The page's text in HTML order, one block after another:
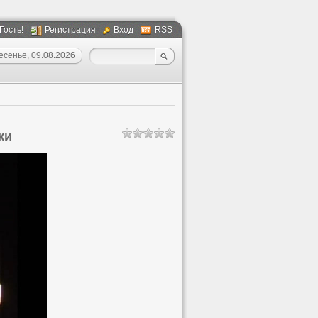
Регистрация Вход RSS
09.08.2026